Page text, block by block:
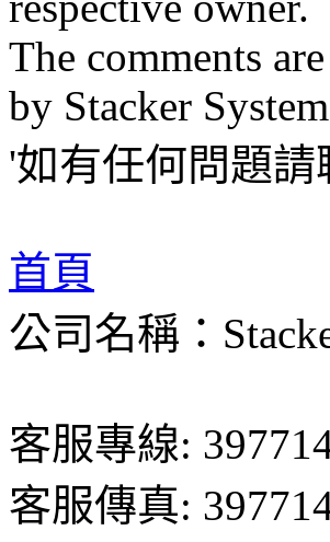
The comments
by Stacker
'如有任何問題請
首頁
公司名稱：
客服專線:
客服傳真: